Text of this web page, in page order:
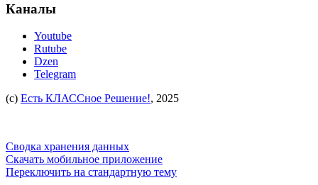
Каналы
Youtube
Rutube
Dzen
Telegram
(c) Есть КЛАССное Решение!, 2025
Сводка хранения данных
Скачать мобильное приложение
Переключить на стандартную тему